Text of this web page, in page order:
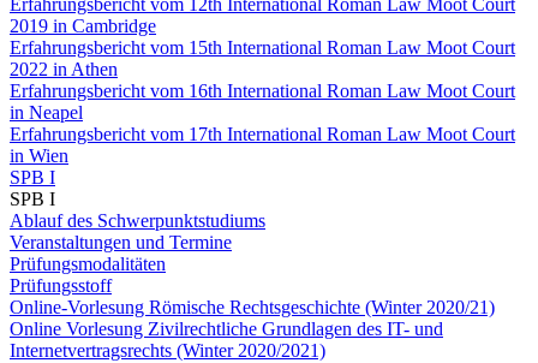
Erfahrungsbericht vom 12th International Roman Law Moot Court
2019 in Cambridge
Erfahrungsbericht vom 15th International Roman Law Moot Court
2022 in Athen
Erfahrungsbericht vom 16th International Roman Law Moot Court
in Neapel
Erfahrungsbericht vom 17th International Roman Law Moot Court
in Wien
SPB I
SPB I
Ablauf des Schwerpunktstudiums
Veranstaltungen und Termine
Prüfungsmodalitäten
Prüfungsstoff
Online-Vorlesung Römische Rechtsgeschichte (Winter 2020/21)
Online Vorlesung Zivilrechtliche Grundlagen des IT- und
Internetvertragsrechts (Winter 2020/2021)